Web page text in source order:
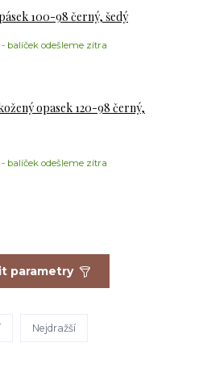
100-98 černý, šedý
balíček odešleme zítra
opasek 120-98 černý,
balíček odešleme zítra
parametry
Nejdražší